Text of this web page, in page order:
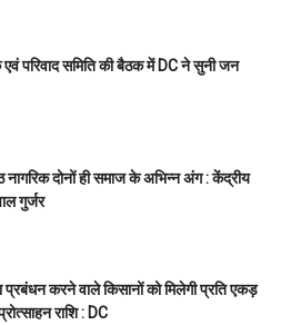
परिवाद समिति की बैठक में DC ने सुनी जन
नागरिक दोनों ही समाज के अभिन्न अंग : केंद्रीय
गुर्जर
करने वाले किसानों को मिलेगी प्रति एकड़
राशि : DC